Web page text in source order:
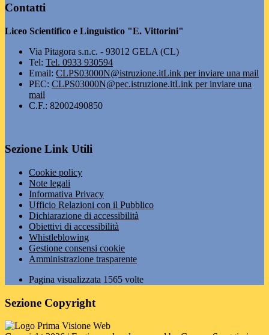
Contatti
Liceo Scientifico e Linguistico "E. Vittorini"
Via Pitagora s.n.c. - 93012 GELA (CL)
Tel: Tel. 0933 930594
Email: CLPS03000N@istruzione.itLink per inviare una mail
PEC: CLPS03000N@pec.istruzione.itLink per inviare una
mail
C.F.: 82002490850
Sezione Link Utili
Cookie policy
Note legali
Informativa Privacy
Ufficio Relazioni con il Pubblico
Dichiarazione di accessibilità
Obiettivi di accessibilità
Whistleblowing
Gestione consensi cookie
Amministrazione trasparente
Pagina visualizzata 1565 volte
Sezione Copyright